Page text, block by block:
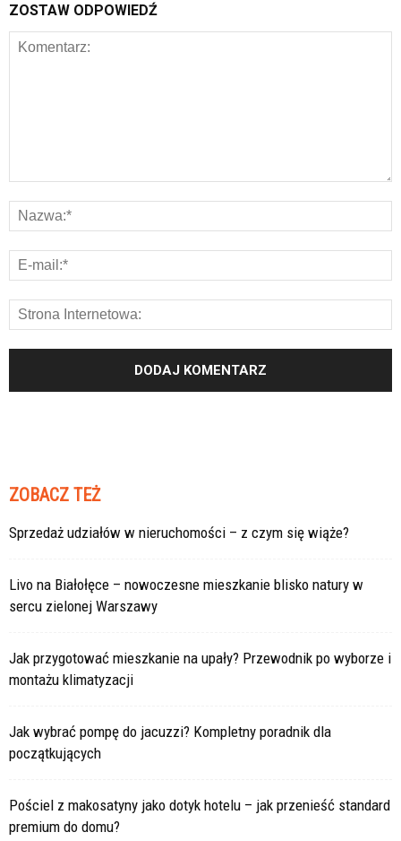
ZOSTAW ODPOWIEDŹ
ZOBACZ TEŻ
Sprzedaż udziałów w nieruchomości – z czym się wiąże?
Livo na Białołęce – nowoczesne mieszkanie blisko natury w
sercu zielonej Warszawy
Jak przygotować mieszkanie na upały? Przewodnik po wyborze i
montażu klimatyzacji
Jak wybrać pompę do jacuzzi? Kompletny poradnik dla
początkujących
Pościel z makosatyny jako dotyk hotelu – jak przenieść standard
premium do domu?